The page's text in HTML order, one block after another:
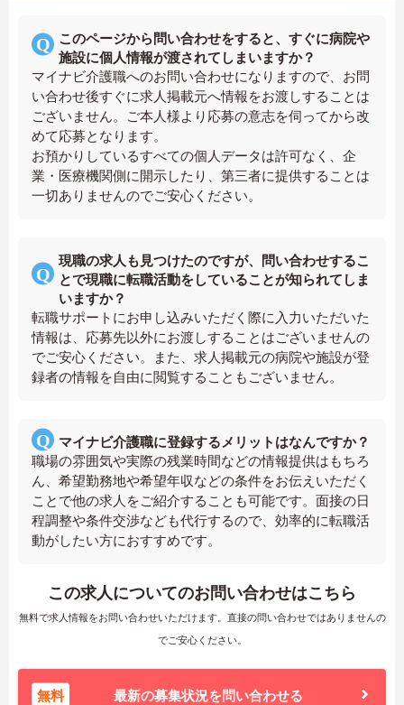
このページから問い合わせをすると、すぐに病院や
施設に個人情報が渡されてしまいますか？
マイナビ介護職へのお問い合わせになりますので、お問
い合わせ後すぐに求人掲載元へ情報をお渡しすることは
ございません。ご本人様より応募の意志を伺ってから改
めて応募となります。
お預かりしているすべての個人データは許可なく、企
業・医療機関側に開示したり、第三者に提供することは
一切ありませんのでご安心ください。
現職の求人も見つけたのですが、問い合わせするこ
とで現職に転職活動をしていることが知られてしま
いますか？
転職サポートにお申し込みいただく際に入力いただいた
情報は、応募先以外にお渡しすることはございませんの
でご安心ください。また、求人掲載元の病院や施設が登
録者の情報を自由に閲覧することもございません。
マイナビ介護職に登録するメリットはなんですか？
職場の雰囲気や実際の残業時間などの情報提供はもちろ
ん、希望勤務地や希望年収などの条件をお伝えいただく
ことで他の求人をご紹介することも可能です。面接の日
程調整や条件交渉なども代行するので、効率的に転職活
動がしたい方におすすめです。
この求人についてのお問い合わせはこちら
無料で求人情報をお問い合わせいただけます。直接の問い合わせではありませんの
でご安心ください。
無料 最新の募集状況を問い合わせる